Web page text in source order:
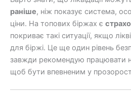
раніше, ніж показує система,
ціни. На топових біржах є
покриває такі ситуації, якщо
для біржі. Це ще один рівень
завжди рекомендую працювати
щоб бути впевненим у